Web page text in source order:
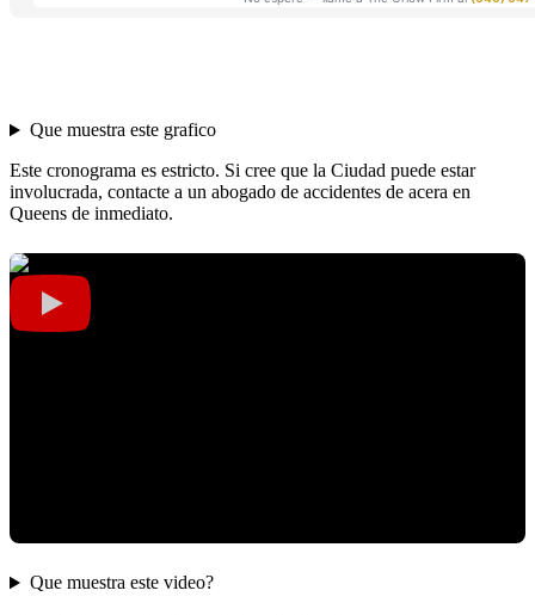
Que muestra este grafico
Este cronograma es estricto. Si cree que la Ciudad puede estar
involucrada, contacte a un abogado de accidentes de acera en
Queens de inmediato.
Que muestra este video?